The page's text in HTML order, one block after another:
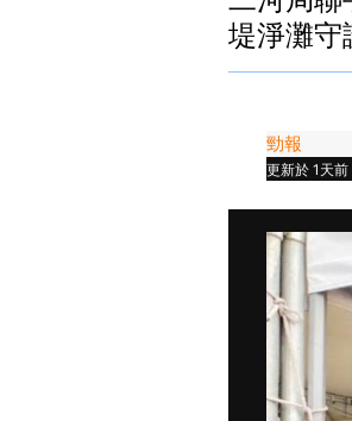
堤淨灘守
勁報
更新於 1天